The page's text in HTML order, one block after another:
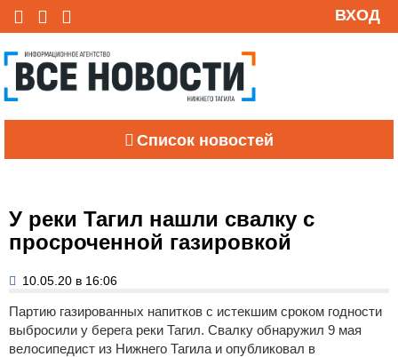
ВХОД
Список новостей
У реки Тагил нашли свалку с
просроченной газировкой
10.05.20 в 16:06
Партию газированных напитков с истекшим сроком годности
выбросили у берега реки Тагил. Свалку обнаружил 9 мая
велосипедист из Нижнего Тагила и опубликовал в